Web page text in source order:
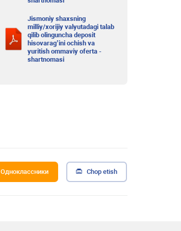
Jismoniy shaxsning
milliy/xorijiy valyutadagi talab
qilib olinguncha deposit
hisovarag’ini ochish va
yuritish ommaviy oferta -
shartnomasi
Одноклассники Chop etish